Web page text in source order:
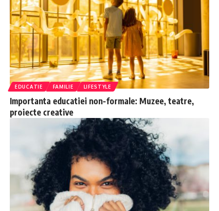
EDUCATIE FAMILIE LIFESTYLE
Importanta educatiei non-formale: Muzee, teatre,
proiecte creative